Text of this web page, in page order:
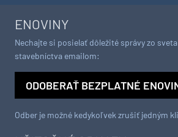
ENOVINY
Nechajte si posielať dôležité správy zo
stavebníctva emailom:
ODOBERAŤ BEZPLATNÉ
Odber je možné kedykoľvek zrušiť jedným